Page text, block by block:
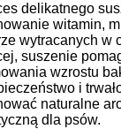
delikatnego
witamin,
wytracanych w
suszenie
wzrostu
i
naturalne
dla psów.